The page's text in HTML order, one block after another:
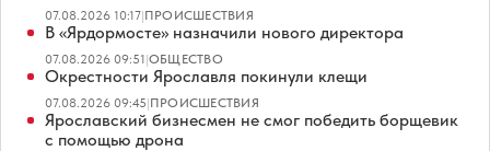
07.08.2026 10:17|ПРОИСШЕСТВИЯ
В «Ярдормосте» назначили нового директора
07.08.2026 09:51|ОБЩЕСТВО
Окрестности Ярославля покинули клещи
07.08.2026 09:45|ПРОИСШЕСТВИЯ
Ярославский бизнесмен не смог победить борщевик
с помощью дрона